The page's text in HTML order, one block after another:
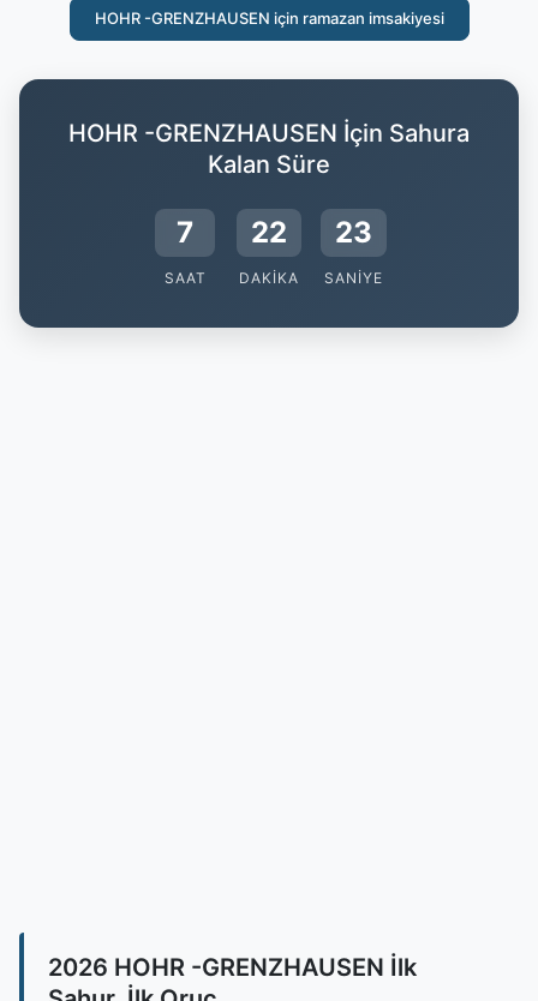
HOHR -GRENZHAUSEN için ramazan imsakiyesi
HOHR -GRENZHAUSEN İçin Sahura
Kalan Süre
7
SAAT
22
DAKIKA
22
SANIYE
2026 HOHR -GRENZHAUSEN İlk